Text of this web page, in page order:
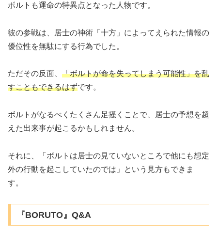
ボルトも運命の特異点となった人物です。
彼の参戦は、居士の神術「十方」によってえられた情報の
優位性を無駄にする行為でした。
ただその反面、 「ボルトが命を失ってしまう可能性」を乱
すこともできるはずです。
ボルトがなるべくたくさん足掻くことで、居士の予想を超
えた出来事が起こるかもしれません。
それに、「ボルトは居士の見ていないところで他にも想定
外の行動を起こしていたのでは」という見方もできま
す。
『BORUTO』Q&A